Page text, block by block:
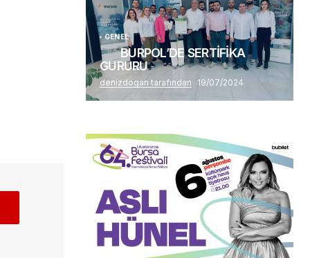
GENEL
BURPOL’DE SERTİFİKA
GURURU
denizdogan tarafından 19/07/2024